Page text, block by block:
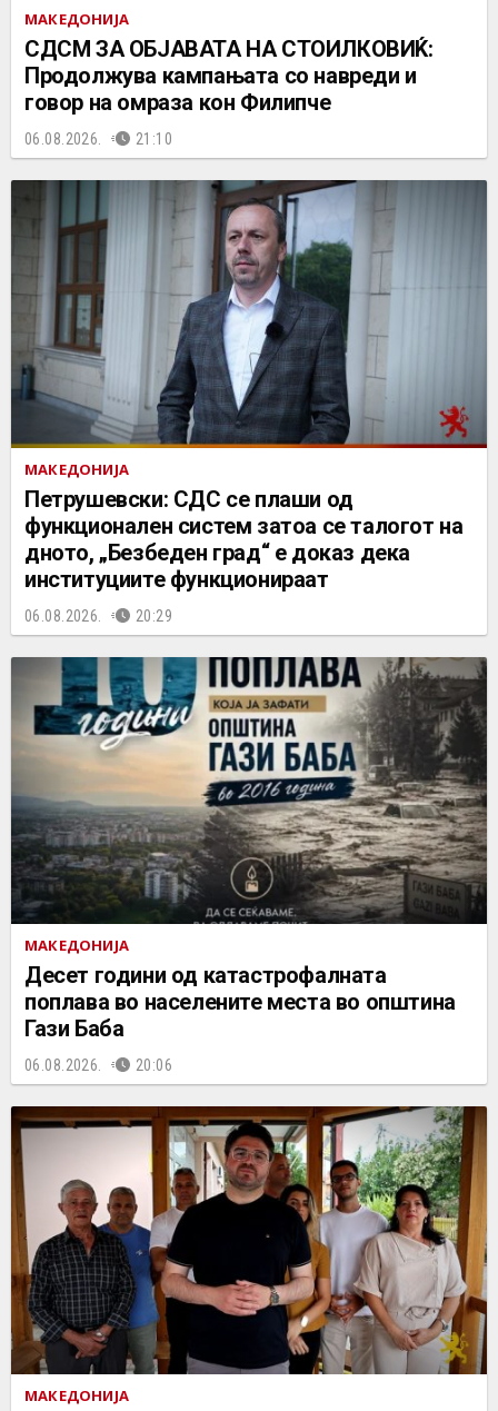
МАКЕДОНИЈА
СДСМ ЗА ОБЈАВАТА НА СТОИЛКОВИЌ:
Продолжува кампањата со навреди и
говор на омраза кон Филипче
06.08.2026. 21:10
МАКЕДОНИЈА
Петрушевски: СДС се плаши од
функционален систем затоа се талогот на
дното, „Безбеден град“ е доказ дека
институциите функционираат
06.08.2026. 20:29
МАКЕДОНИЈА
Десет години од катастрофалната
поплава во населените места во општина
Гази Баба
06.08.2026. 20:06
МАКЕДОНИЈА